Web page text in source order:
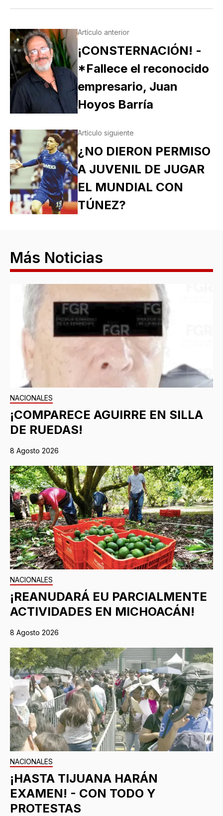
Artículo anterior
¡CONSTERNACIÓN! -
*Fallece el reconocido
empresario, Juan
Hoyos Barría
Artículo siguiente
¿NO DIERON PERMISO
A JUVENIL DE JUGAR
EL MUNDIAL CON
TÚNEZ?
Más Noticias
NACIONALES
¡COMPARECE AGUIRRE EN SILLA
DE RUEDAS!
8 Agosto 2026
NACIONALES
¡REANUDARÁ EU PARCIALMENTE
ACTIVIDADES EN MICHOACÁN!
8 Agosto 2026
NACIONALES
¡HASTA TIJUANA HARÁN
EXAMEN! - CON TODO Y
PROTESTAS